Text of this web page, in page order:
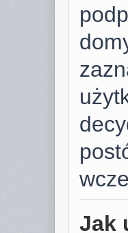
Jak